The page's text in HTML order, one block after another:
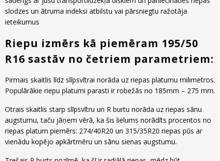
slodzes un ātruma indeksi atbilstu vai pārsniegtu ražotāja
ieteikumus
Riepu izmērs kā piemēram 195/50
R16 sastāv no četriem parametriem:
Pirmais skaitlis līdz slīpsvītrai norāda uz riepas platumu milimetros.
Populārākie riepu platumi parasti ir robežās no 185mm – 275 mm.
Otrais skaitlis starp slīpsvītru un R burtu norāda uz riepas sānu
augstumu, taču jāņem vērā, ka šis lielums norādīts procentos no
riepas platum piemērs: 274/40R20 un 315/35R20 riepas pūs ar
vienādu kopējo apkārtmēru un sānu sienas augstumu.